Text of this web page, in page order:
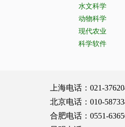
水文科学
动物科学
现代农业
科学软件
上海电话：021-
北京电话：010-
合肥电话：0551-